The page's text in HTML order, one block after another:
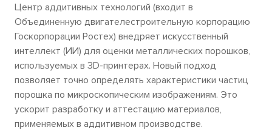
Центр аддитивных технологий (входит в
Объединенную двигателестроительную корпорацию
Госкорпорации Ростех) внедряет искусственный
интеллект (ИИ) для оценки металлических порошков,
используемых в 3D-принтерах. Новый подход
позволяет точно определять характеристики частиц
порошка по микроскопическим изображениям. Это
ускорит разработку и аттестацию материалов,
применяемых в аддитивном производстве.